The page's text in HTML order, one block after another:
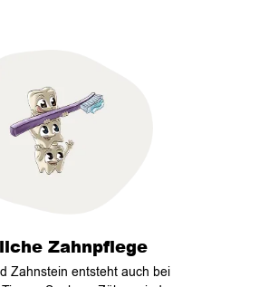
Zahnpflege
Zahnstein entsteht auch bei